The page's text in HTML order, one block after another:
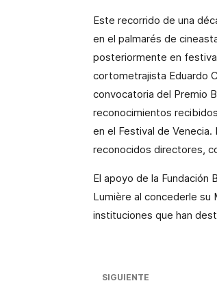
Este recorrido de una
en el palmarés de
posteriormente en
cortometrajista Eduardo
convocatoria del Premio
reconocimientos
en el Festival de
reconocidos directores,
El apoyo de la Fundación
Lumière al concederle su
instituciones que han
SIGUIENTE